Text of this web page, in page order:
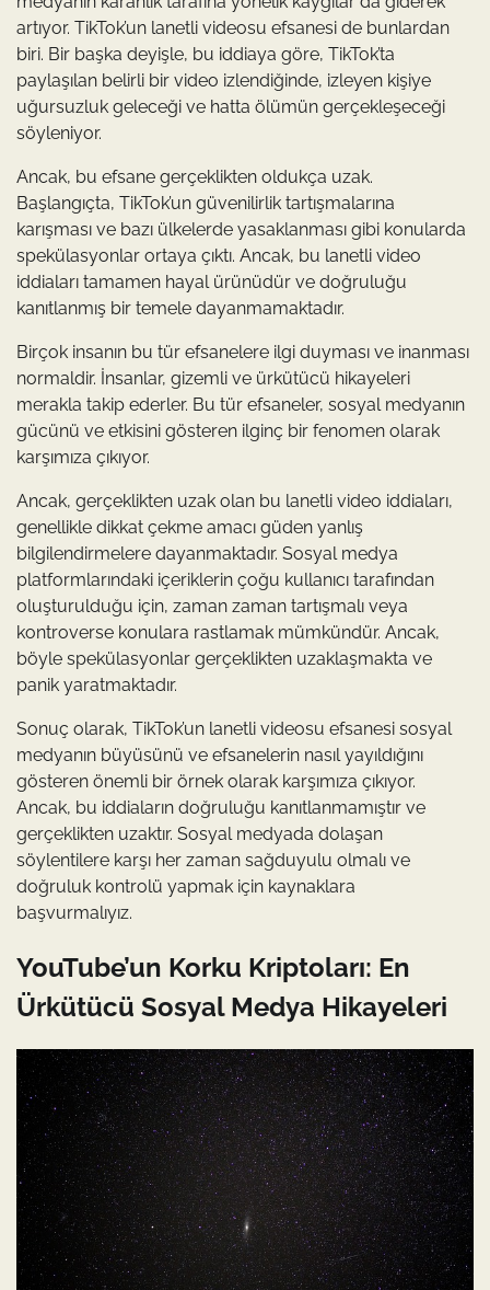
artıyor. TikTok’un lanetli videosu efsanesi de bunlardan
biri. Bir başka deyişle, bu iddiaya göre, TikTok’ta
paylaşılan belirli bir video izlendiğinde, izleyen kişiye
uğursuzluk geleceği ve hatta ölümün gerçekleşeceği
söyleniyor.
Ancak, bu efsane gerçeklikten oldukça uzak.
Başlangıçta, TikTok’un güvenilirlik tartışmalarına
karışması ve bazı ülkelerde yasaklanması gibi konularda
spekülasyonlar ortaya çıktı. Ancak, bu lanetli video
iddiaları tamamen hayal ürünüdür ve doğruluğu
kanıtlanmış bir temele dayanmamaktadır.
Birçok insanın bu tür efsanelere ilgi duyması ve inanması
normaldir. İnsanlar, gizemli ve ürkütücü hikayeleri
merakla takip ederler. Bu tür efsaneler, sosyal medyanın
gücünü ve etkisini gösteren ilginç bir fenomen olarak
karşımıza çıkıyor.
Ancak, gerçeklikten uzak olan bu lanetli video iddiaları,
genellikle dikkat çekme amacı güden yanlış
bilgilendirmelere dayanmaktadır. Sosyal medya
platformlarındaki içeriklerin çoğu kullanıcı tarafından
oluşturulduğu için, zaman zaman tartışmalı veya
kontroverse konulara rastlamak mümkündür. Ancak,
böyle spekülasyonlar gerçeklikten uzaklaşmakta ve
panik yaratmaktadır.
Sonuç olarak, TikTok’un lanetli videosu efsanesi sosyal
medyanın büyüsünü ve efsanelerin nasıl yayıldığını
gösteren önemli bir örnek olarak karşımıza çıkıyor.
Ancak, bu iddiaların doğruluğu kanıtlanmamıştır ve
gerçeklikten uzaktır. Sosyal medyada dolaşan
söylentilere karşı her zaman sağduyulu olmalı ve
doğruluk kontrolü yapmak için kaynaklara
başvurmalıyız.
YouTube’un Korku Kriptoları: En
Ürkütücü Sosyal Medya Hikayeleri